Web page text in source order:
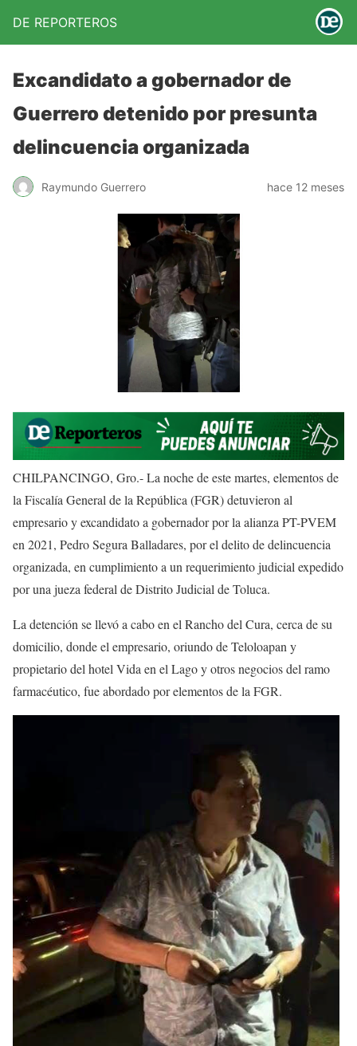
DE REPORTEROS
Excandidato a gobernador de
Guerrero detenido por presunta
delincuencia organizada
Raymundo Guerrero hace 12 meses
CHILPANCINGO, Gro.- La noche de este martes, elementos de
la Fiscalía General de la República (FGR) detuvieron al
empresario y excandidato a gobernador por la alianza PT-PVEM
en 2021, Pedro Segura Balladares, por el delito de delincuencia
organizada, en cumplimiento a un requerimiento judicial expedido
por una jueza federal de Distrito Judicial de Toluca.
La detención se llevó a cabo en el Rancho del Cura, cerca de su
domicilio, donde el empresario, oriundo de Teloloapan y
propietario del hotel Vida en el Lago y otros negocios del ramo
farmacéutico, fue abordado por elementos de la FGR.